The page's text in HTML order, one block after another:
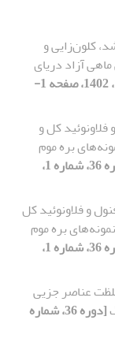
کلون‌زایی و
آزاد دریای
[دوره 36، شماره 1، 1402، صفحه 1-
کل و
بره موم
[دوره 36، شماره 1،
و فلاونوئید کل
بره موم
[دوره 36، شماره 1،
عناصر جزیی
[دوره 36، شماره